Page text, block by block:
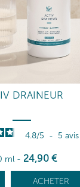
DRAINEUR
4.8/5 - 5avis
ml - 24,90 €
ACHETER